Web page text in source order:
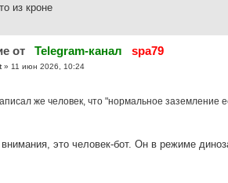
из кроне
от Telegram-канал spa79
» 11 июн 2026, 10:24
же человек, что "нормальное заземление
это человек-бот. Он в режиме